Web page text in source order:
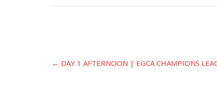
navigacija
← DAY 1 AFTERNOON | EGCA CHAMPIONS